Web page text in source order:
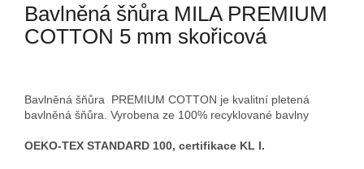
Bavlněná šňůra MILA PREMIUM
COTTON 5 mm skořicová
Bavlněná šňůra PREMIUM COTTON je kvalitní pletená
bavlněná šňůra. Vyrobena ze 100% recyklované bavlny
OEKO-TEX STANDARD 100, certifikace KL I.